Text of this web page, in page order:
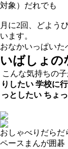
対象）だれでも
月に2回、どよう
います。
おなかいっぱいた
いばしょの
こんな気持ちの子
りしたい 学校に
っとしたい ちょ
おしゃべり だらだ
ペース まんが囲碁